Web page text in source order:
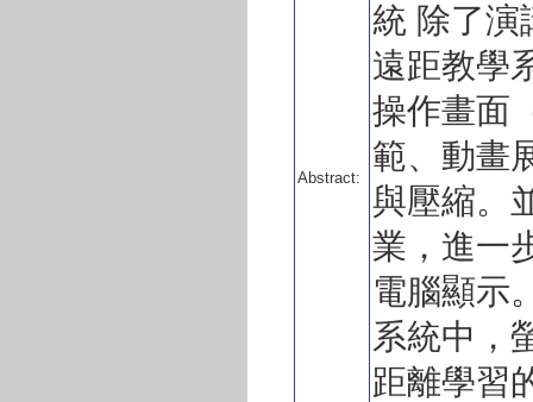
Abstract:
統 除了演
遠距教學
操作畫面
範、動畫
與壓縮。
業，進一
電腦顯示
系統中，
距離學習